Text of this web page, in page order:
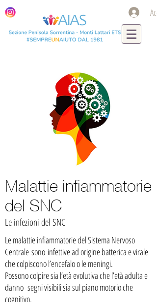
Malattie infiammatorie
del SNC
Le infezioni del SNC
Le malattie infiammatorie del Sistema Nervoso
Centrale sono infettive ad origine batterica e virale
che colpiscono l’encefalo o le meningi.
Possono colpire sia l’età evolutiva che l’età adulta e
danno segni visibili sia sul piano motorio che
cognitivo.